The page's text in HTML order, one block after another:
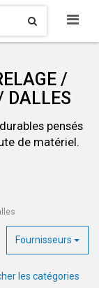
/
DALLES
pensés
de matériel.
Fournisseurs
les catégories